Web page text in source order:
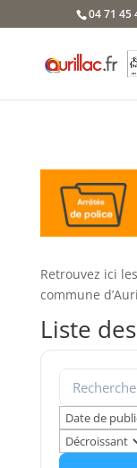
04 71 45
Retrouvez ici
commune
Liste